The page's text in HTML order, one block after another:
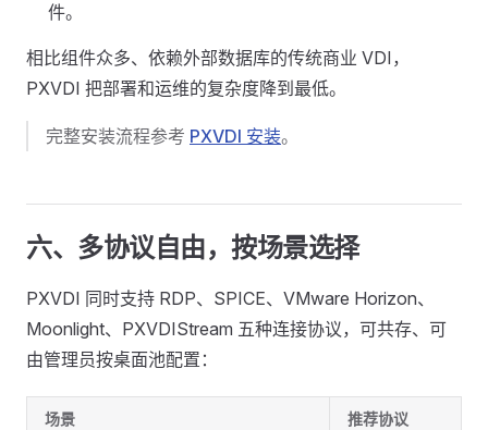
件。
相比组件众多、依赖外部数据库的传统商业 VDI，
PXVDI 把部署和运维的复杂度降到最低。
完整安装流程参考 PXVDI 安装。
六、多协议自由，按场景选择
PXVDI 同时支持 RDP、SPICE、VMware Horizon、
Moonlight、PXVDIStream 五种连接协议，可共存、可
由管理员按桌面池配置：
场景 推荐协议